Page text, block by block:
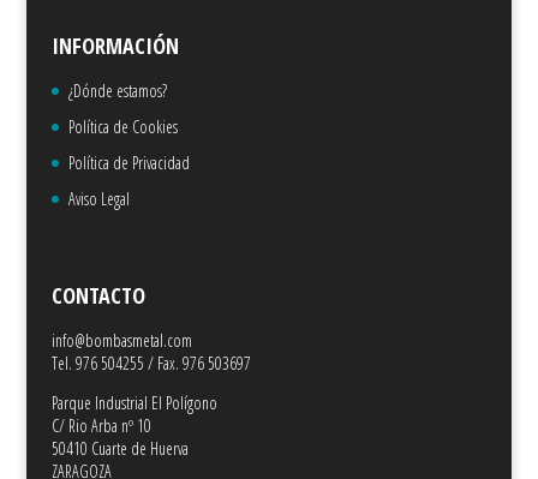
INFORMACIÓN
¿Dónde estamos?
Política de Cookies
Política de Privacidad
Aviso Legal
CONTACTO
info@bombasmetal.com
Tel. 976 504255 / Fax. 976 503697
Parque Industrial El Polígono
C/ Rio Arba nº 10
50410 Cuarte de Huerva
ZARAGOZA